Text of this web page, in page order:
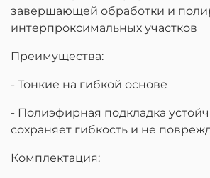
завершающей обработки и
интерпроксимальных участков
Преимущества:
- Тонкие на гибкой основе
- Полиэфирная подкладка
сохраняет гибкость и не
Комплектация: